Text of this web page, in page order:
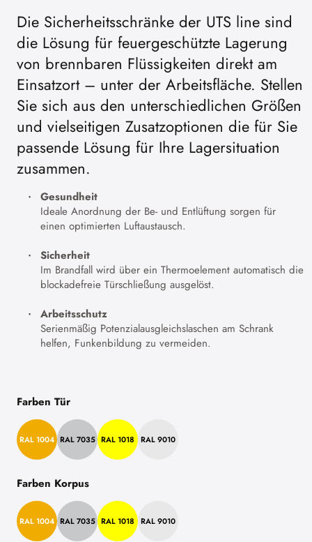
Die Sicherheitsschränke der UTS line sind
die Lösung für feuergeschützte Lagerung
von brennbaren Flüssigkeiten direkt am
Einsatzort – unter der Arbeitsfläche. Stellen
Sie sich aus den unterschiedlichen Größen
und vielseitigen Zusatzoptionen die für Sie
passende Lösung für Ihre Lagersituation
zusammen.
Gesundheit
Ideale Anordnung der Be- und Entlüftung sorgen für
einen optimierten Luftaustausch.
Sicherheit
Im Brandfall wird über ein Thermoelement automatisch die
blockadefreie Türschließung ausgelöst.
Arbeitsschutz
Serienmäßig Potenzialausgleichslaschen am Schrank
helfen, Funkenbildung zu vermeiden.
Farben Tür
RAL 1004 RAL 7035 RAL 1018 RAL 9010
Farben Korpus
RAL 1004 RAL 7035 RAL 1018 RAL 9010